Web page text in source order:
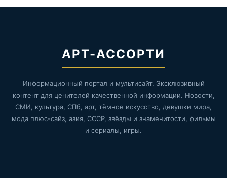
АРТ-АССОРТИ
Информационный портал и мультисайт. Эксклюзивный
контент для ценителей качественной информации. Новости,
СМИ, культура, СПб, арт, тёмное искусство, девушки мира,
мода плюс-сайз, азия, СССР, звёзды и знаменитости, фильмы
и сериалы, игры.